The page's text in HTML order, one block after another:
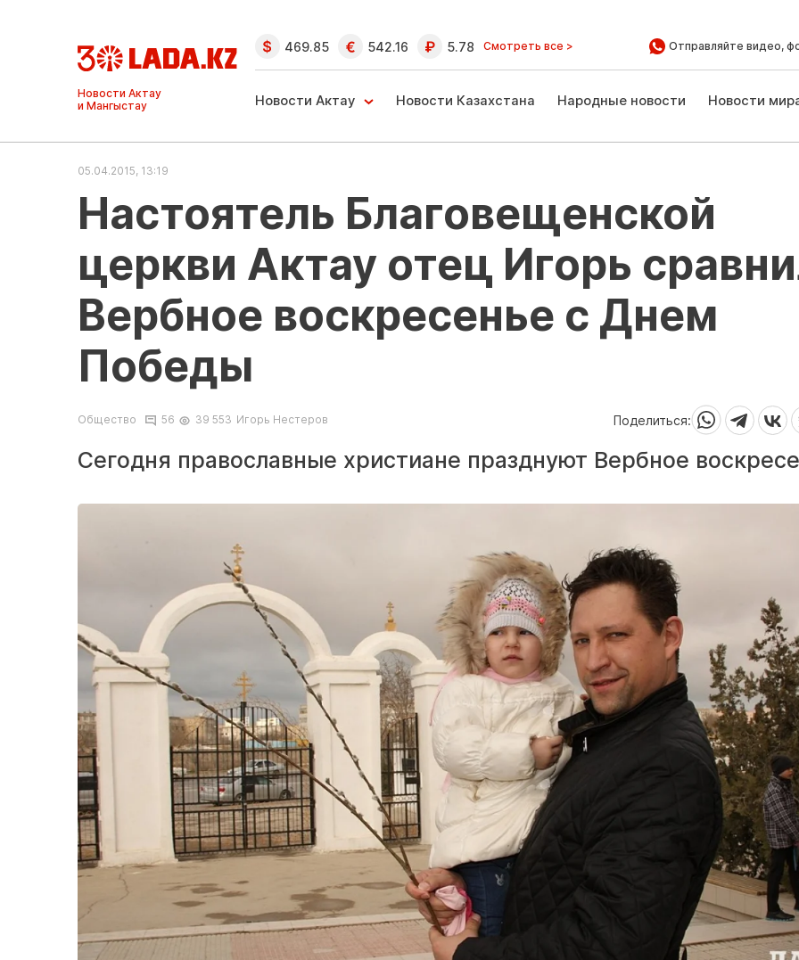
Ақтау және
Манғыстау
жаңалықтары
469.85 542.16 5.78 Смотреть все > Отправляйте видео,
Новости Актау Новости Казахстана Народные новости Новости
05.04.2015, 13:19
Настоятель Благовещенской
церкви Актау отец Игорь
Вербное воскресенье с Днем
Победы
Общество 56 39 553 Игорь Нестеров Поделиться:
Сегодня православные христиане празднуют Вербное